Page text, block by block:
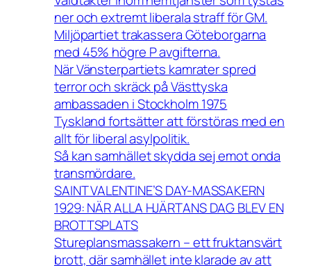
ner och extremt liberala straff för GM.
Miljöpartiet trakassera Göteborgarna
med 45% högre P avgifterna.
När Vänsterpartiets kamrater spred
terror och skräck på Västtyska
ambassaden i Stockholm 1975
Tyskland fortsätter att förstöras med en
allt för liberal asylpolitik.
Så kan samhället skydda sej emot onda
transmördare.
SAINT VALENTINE’S DAY-MASSAKERN
1929: NÄR ALLA HJÄRTANS DAG BLEV EN
BROTTSPLATS
Stureplansmassakern – ett fruktansvärt
brott, där samhället inte klarade av att